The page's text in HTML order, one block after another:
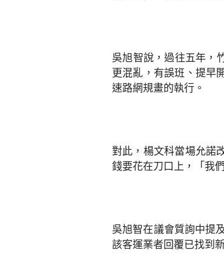
吳旭智說，過往五年，
更混亂，有誤班、提早
速路網規畫的執行。
對此，楊文科當場允諾
錢要花在刀口上，「我
吳旭智在議會質詢中提
該客運業者回覆已找到